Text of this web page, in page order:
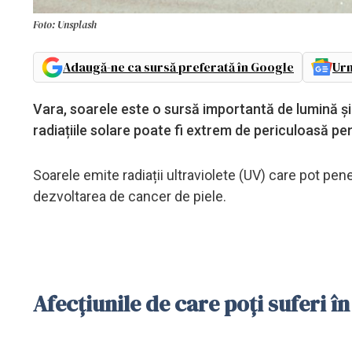
Foto: Unsplash
Adaugă-ne ca sursă preferată în Google
Vara, soarele este o sursă importantă de lumină
radiațiile solare poate fi extrem de periculoasă
Soarele emite radiații ultraviolete (UV) care pot
dezvoltarea de cancer de piele.
Afecțiunile de care poți suferi